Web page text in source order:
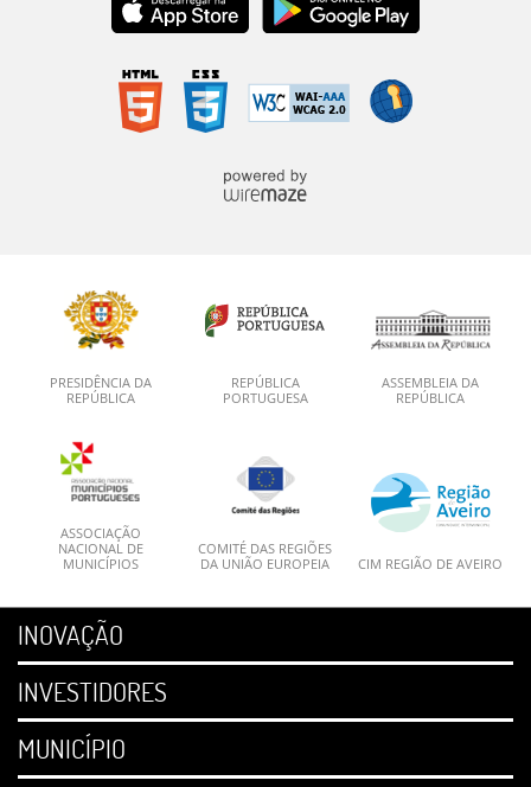
PRESIDÊNCIA DA
REPÚBLICA
REPÚBLICA
PORTUGUESA
ASSEMBLEIA DA
REPÚBLICA
ASSOCIAÇÃO
NACIONAL DE
MUNICÍPIOS
COMITÉ DAS REGIÕES
DA UNIÃO EUROPEIA
CIM REGIÃO DE AVEIRO
INOVAÇÃO
INVESTIDORES
MUNICÍPIO